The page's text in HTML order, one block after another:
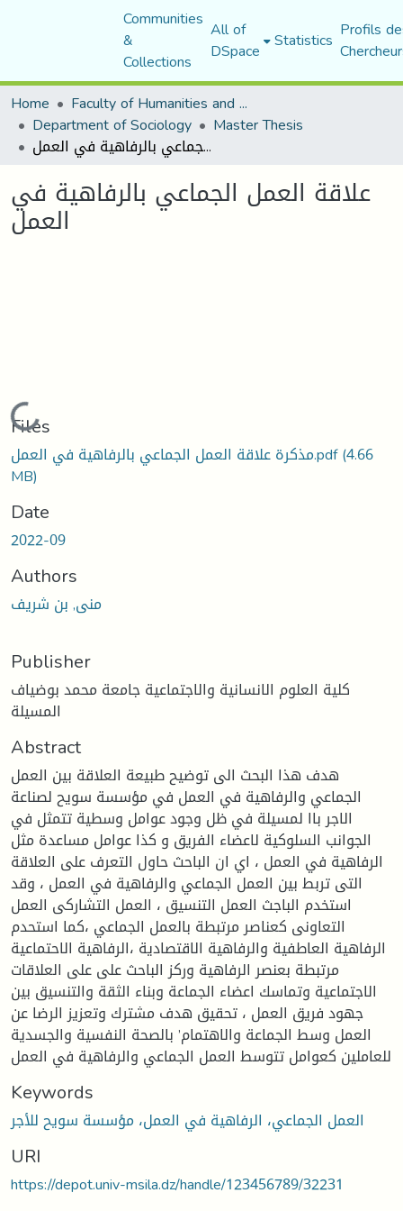
Communities
&
Collections
All of
DSpace Statistics Profils
Home
Faculty of Humanities and Social Sciences
Department of Sociology Master Thesis
علاقة العمل الجماعي بالرفاهية في العمل
علاقة العمل الجماعي بالرفاهية في
العمل
Loading...
Files
مذكرة علاقة العمل الجماعي بالرفاهية في العمل.pdf(4.66
MB)
Date
2022-09
Authors
منى, بن شريف
Publisher
كلية العلوم الانسانية والاجتماعية جامعة محمد بوضياف
المسيلة
Abstract
هدف هذا البحث الى توضيح طبيعة العلاقة بين العمل
الجماعي والرفاهية في العمل في مؤسسة سويح لصناعة
الاجر باا لمسيلة في ظل وجود عوامل وسطية تتمثل في
الجوانب السلوكية لاعضاء الفريق و كذا عوامل مساعدة مثل
الرفاهية في العمل ، اي ان الباحث حاول التعرف على العلاقة
التى تربط بين العمل الجماعي والرفاهية في العمل ، وقد
استخدم الباجث العمل التنسيق ، العمل التشاركى العمل
التعاونى كعناصر مرتبطة بالعمل الجماعي ،كما استحدم
الرفاهية العاطفية والرفاهية الاقتصادية ،الرفاهية الاحتماعية
مرتبطة بعنصر الرفاهية وركز الباحث على على العلاقات
الاجتماعية وتماسك اعضاء الجماعة وبناء الثقة والتنسيق بين
جهود فريق العمل ، تحقيق هدف مشترك وتعزيز الرضا عن
العمل وسط الجماعة والاهتمام’ بالصحة النفسية والجسدية
للعاملين كعوامل تتوسط العمل الجماعي والرفاهية في العمل
Keywords
العمل الجماعي، الرفاهية في العمل، مؤسسة سويح للأجر
URI
https://depot.univ-msila.dz/handle/123456789/32231